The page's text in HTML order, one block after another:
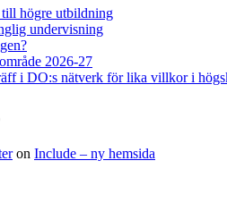
högre utbildning
undervisning
2026-27
i DO:s nätverk för lika villkor i
on Include – ny hemsida